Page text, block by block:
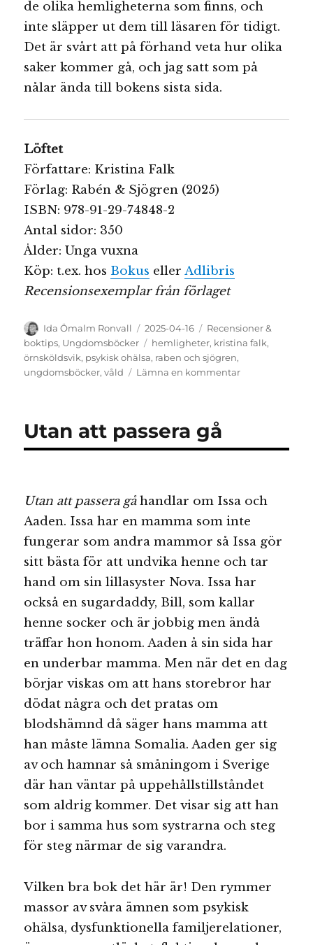
de olika hemligheterna som finns, och
inte släpper ut dem till läsaren för tidigt.
Det är svårt att på förhand veta hur olika
saker kommer gå, och jag satt som på
nålar ända till bokens sista sida.
Löftet
Författare: Kristina Falk
Förlag: Rabén & Sjögren (2025)
ISBN: 978-91-29-74848-2
Antal sidor: 350
Ålder: Unga vuxna
Köp: t.ex. hos Bokus ellerAdlibris
Recensionsexemplar från förlaget
Författare
Ida Ömalm Ronvall
Publicerat
den
2025-04-16 Kategorier
Recensioner &
boktips, Ungdomsböcker Etiketter
hemligheter, kristina falk,
örnsköldsvik, psykisk ohälsa, raben och sjögren,
ungdomsböcker,våld Lämna en kommentartill
Utan att passera gå
Utan att passera gåhandlar om Issa och
Aaden. Issa har en mamma som inte
fungerar som andra mammor så Issa gör
sitt bästa för att undvika henne och tar
hand om sin lillasyster Nova. Issa har
också en sugardaddy, Bill, som kallar
henne socker och är jobbig men ändå
träffar hon honom. Aaden å sin sida har
en underbar mamma. Men när det en dag
börjar viskas om att hans storebror har
dödat några och det pratas om
blodshämnd då säger hans mamma att
han måste lämna Somalia. Aaden ger sig
av och hamnar så småningom i Sverige
där han väntar på uppehållstillståndet
som aldrig kommer. Det visar sig att han
bor i samma hus som systrarna och steg
för steg närmar de sig varandra.
Vilken bra bok det här är! Den rymmer
massor av svåra ämnen som psykisk
ohälsa, dysfunktionella familjerelationer,